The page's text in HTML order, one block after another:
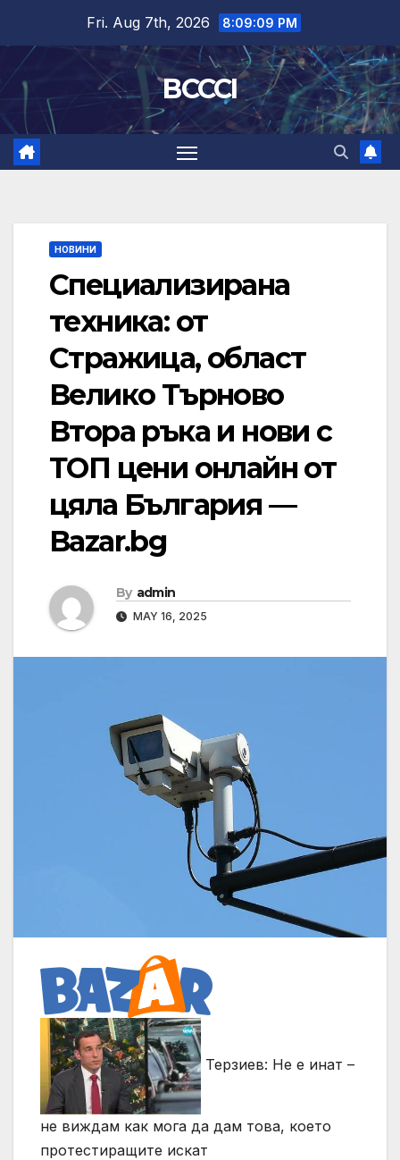
content
Fri. Aug 7th, 2026 8:09:09 PM
BCCCI
НОВИНИ
Специализирана
техника: от
Стражица, област
Велико Търново
Втора ръка и нови с
ТОП цени онлайн от
цяла България —
Bazar.bg
By admin
MAY 16, 2025
Терзиев: Не е инат –
не виждам как мога да дам това, което
протестиращите искат